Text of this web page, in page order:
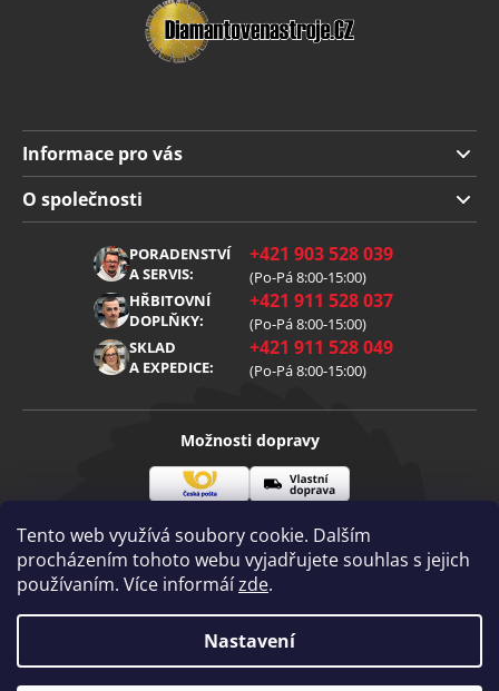
Tento web využívá soubory cookie. Dalším
procházením tohoto webu vyjadřujete souhlas s jejich
používaním. Více informáízde.
Nastavení
Informace pro vás
Doprava a platba
Obchodní podmínky
Reklamace
Zpracování osobních údajů
O společnosti
PORADENSTVÍ
A SERVIS:
+421 903 528 039
(Po-Pá 8:00-15:00)
HŘBITOVNÍ
DOPLŇKY:
+421 911 528 037
(Po-Pá 8:00-15:00)
SKLAD
A EXPEDICE:
+421 911 528 049
(Po-Pá 8:00-15:00)
Možnosti dopravy
pošta
doprava
Visa Mastercard
Copyright 2026
Diamantovenastroje.cz. Všechna práva
vyhrazena.